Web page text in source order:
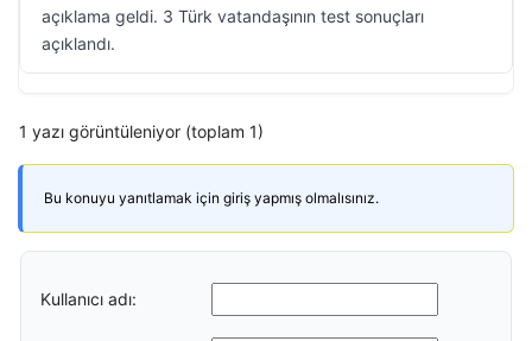
açıklama geldi. 3 Türk vatandaşının test sonuçları
açıklandı.
1 yazı görüntüleniyor (toplam 1)
Bu konuyu yanıtlamak için giriş yapmış olmalısınız.
Kullanıcı adı: